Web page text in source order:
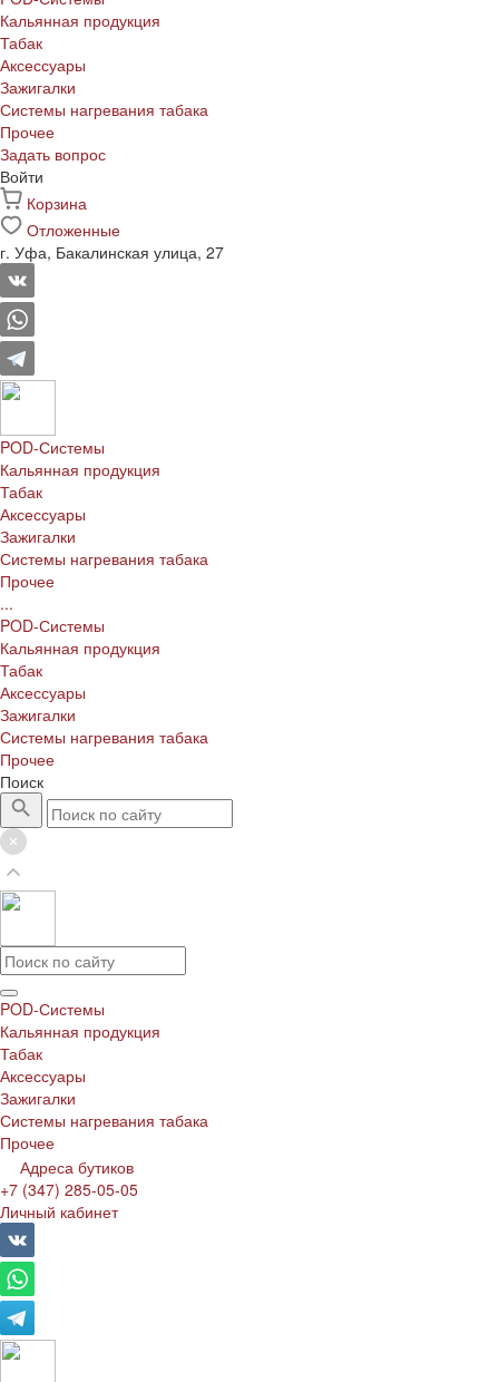
Кальянная продукция
Табак
Аксессуары
Зажигалки
Системы нагревания табака
Прочее
Задать вопрос
Войти
Корзина
Отложенные
г. Уфа, Бакалинская улица, 27
POD-Системы
Кальянная продукция
Табак
Аксессуары
Зажигалки
Системы нагревания табака
Прочее
...
POD-Системы
Кальянная продукция
Табак
Аксессуары
Зажигалки
Системы нагревания табака
Прочее
Поиск
POD-Системы
Кальянная продукция
Табак
Аксессуары
Зажигалки
Системы нагревания табака
Прочее
Адреса бутиков
+7 (347) 285-05-05
Личный кабинет